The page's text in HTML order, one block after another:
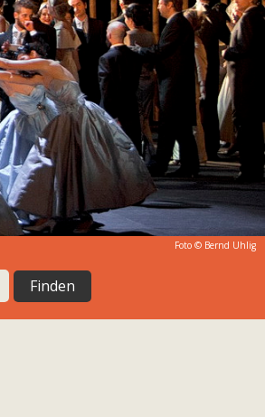
Foto © Bernd Uhlig